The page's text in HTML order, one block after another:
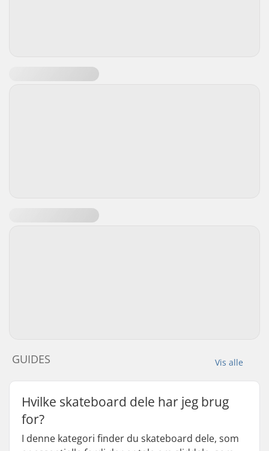
Vis alle
GUIDES
Hvilke skateboard dele har jeg brug
for?
I denne kategori finder du skateboard dele, som